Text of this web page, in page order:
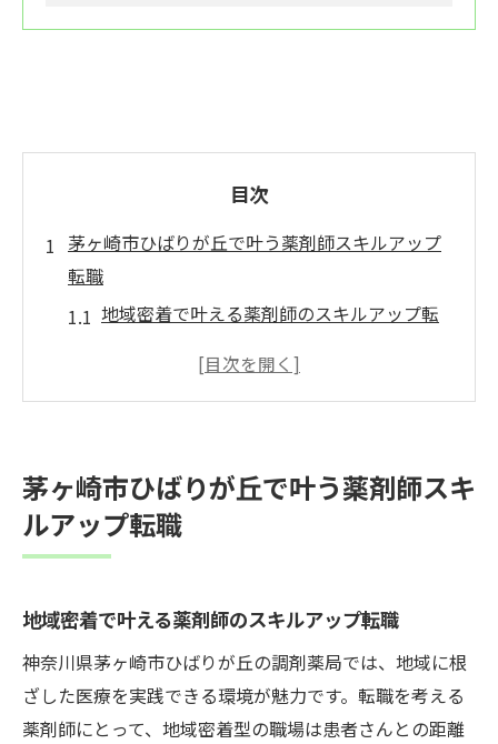
目次
茅ヶ崎市ひばりが丘で叶う薬剤師スキルアップ
転職
地域密着で叶える薬剤師のスキルアップ転
調剤薬局で広がる実践的な成長の場とは
地域医療と連携した新たなキャリア形成
転職希望なら注目の茅ヶ崎市調剤薬局勤務体験
転職者が感じる現場の雰囲気と魅力紹介
勤務体験でわかる成長機会の多さとは
実務を通じて身につく医療知識の広がり
薬剤師転職時に重視したい職場の特徴
茅ヶ崎市ひばりが丘で叶う薬剤師スキ
ルアップ転職
地域密着で叶える薬剤師のスキルアップ転職
神奈川県茅ヶ崎市ひばりが丘の調剤薬局では、地域に根
ざした医療を実践できる環境が魅力です。転職を考える
薬剤師にとって、地域密着型の職場は患者さんとの距離